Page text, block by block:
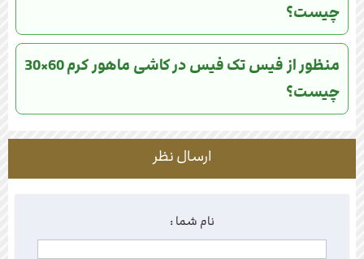
چیست؟
منظور از فیس تک فیس در کاشی ماهور کرم 60×30
چیست؟
ارسال نظر
نام شما :